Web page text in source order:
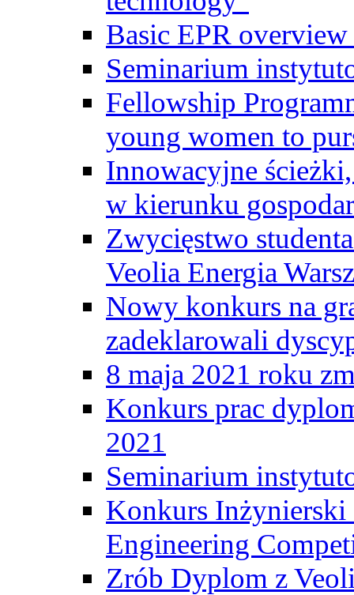
Basic EPR overview
Seminarium
Fellowship
young women to
Innowacyjne
w kierunku
Zwycięstwo
Veolia Energia
Nowy konkurs na
zadeklarowali
8 maja 2021 roku
Konkurs prac
2021
Seminarium
Konkurs
Engineering
Zrób Dyplom z